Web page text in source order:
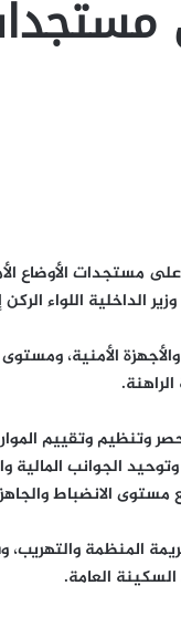
على مستجدات الأوضاع
الداخلية اللواء
الأمنية،
وتنظيم وتقييم
الجوانب المالية
مستوى الانضباط
المنظمة والتهريب،
السكينة العامة.